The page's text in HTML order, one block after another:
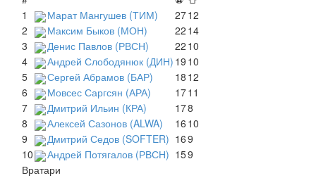
1
Марат Мангушев (ТИМ) 2712
2
Максим Быков (МОН) 22 14
3
Денис Павлов (РВСН) 22 10
4
Андрей Слободянюк (ДИН) 19 10
5
Сергей Абрамов (БАР) 18 12
6
Мовсес Саргсян (АРА) 1711
7
Дмитрий Ильин (КРА) 178
8
Алексей Сазонов (ALWA) 16 10
9
Дмитрий Седов (SOFTER) 169
10
Андрей Потягалов (РВСН) 159
Вратари